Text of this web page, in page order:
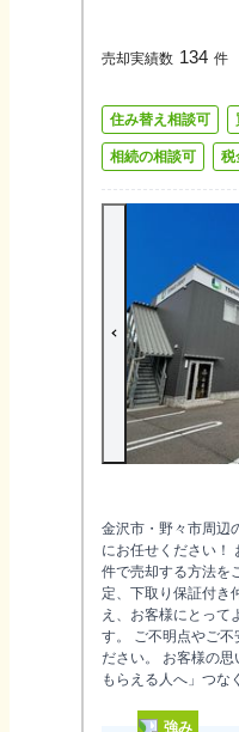
売却実績数 134 件
住み替え相談可
相続の相談可 税
金沢市・野々市周辺
にお任せください！
件で売却する方法を
定、下取り保証付き
え、お客様にとって
す。 ご不明点やご不
ださい。 お客様の
もらえる人へ」つな
強み